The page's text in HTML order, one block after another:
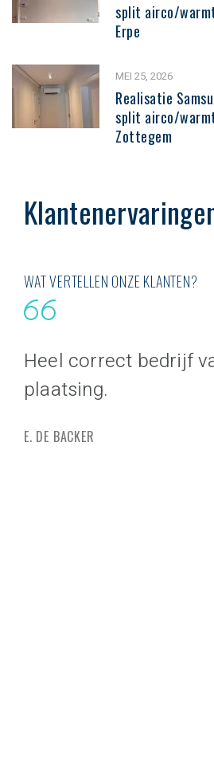
split airco/
Erpe
MEI 25, 2026
Realisatie
split airco/
Zottegem
WAT VERTELLEN ONZE KLANTEN?
Heel correct bedrijf
plaatsing.
E. DE BACKER